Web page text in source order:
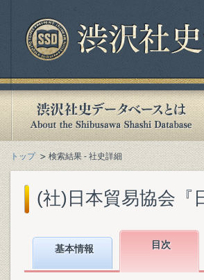
トップ 検索結果 - 社史詳細
(社)日本貿易協会『
基本情報 目次